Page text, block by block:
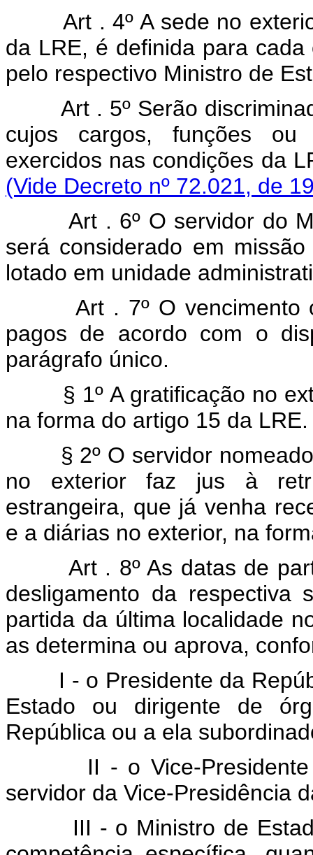
Art . 4º A sede no
da LRE, é definida para
pelo respectivo Ministro de
Art . 5º Serão
cujos cargos, funções ou
exercidos nas condições da
(Vide Decreto nº 72.021, de
Art . 6º O servidor do
será considerado em
lotado em unidade
Art . 7º O
pagos de acordo com o
parágrafo único.
§ 1º A gratificação no
na forma do artigo 15 da LRE.
§ 2º O servidor
no exterior faz jus à
estrangeira, que já venha
e a diárias no exterior, na
Art . 8º As datas de
desligamento da
partida da última localidade
as determina ou aprova,
I - o Presidente da
Estado ou dirigente de
República ou a ela
II - o Vice-
servidor da Vice-Presidência
III - o Ministro de